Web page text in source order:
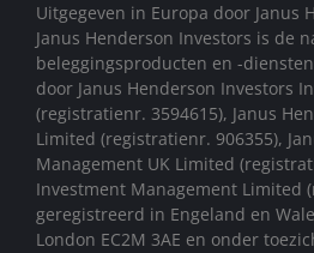
Uitgegeven in Europa door Janus
Janus Henderson Investors is de
beleggingsproducten en -
door Janus Henderson Investors
(registratienr. 3594615), Janus
Limited (registratienr. 906355),
Management UK Limited
Investment Management Limited
geregistreerd in Engeland en
London EC2M 3AE en onder